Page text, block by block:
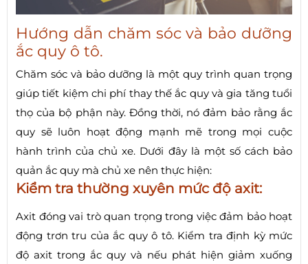
Hướng dẫn chăm sóc và bảo dưỡng
ắc quy ô tô.
Chăm sóc và bảo dưỡng là một quy trình quan trọng
giúp tiết kiệm chi phí thay thế ắc quy và gia tăng tuổi
thọ của bộ phận này. Đồng thời, nó đảm bảo rằng ắc
quy sẽ luôn hoạt động mạnh mẽ trong mọi cuộc
hành trình của chủ xe. Dưới đây là một số cách bảo
quản ắc quy mà chủ xe nên thực hiện:
Kiểm tra thường xuyên mức độ axit:
Axit đóng vai trò quan trọng trong việc đảm bảo hoạt
động trơn tru của ắc quy ô tô. Kiểm tra định kỳ mức
độ axit trong ắc quy và nếu phát hiện giảm xuống